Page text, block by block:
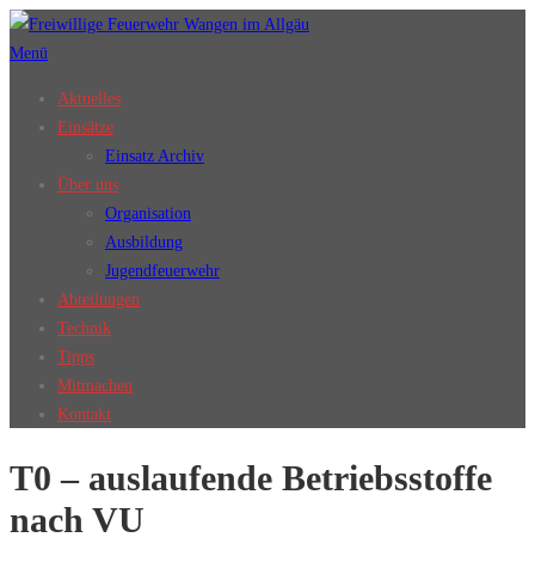
Zum
Inhalt
Menü
Aktuelles
Einsätze
Einsatz Archiv
Über uns
Organisation
Ausbildung
Jugendfeuerwehr
Abteilungen
Technik
Tipps
Mitmachen
Kontakt
T0 – auslaufende Betriebsstoffe
nach VU